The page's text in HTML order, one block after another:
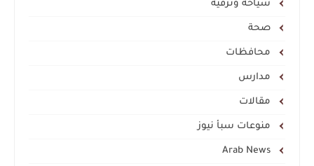
سياحة وترفيه
صحة
محافظات
مدارس
مقالات
منوعات سبأ نيوز
Arab News